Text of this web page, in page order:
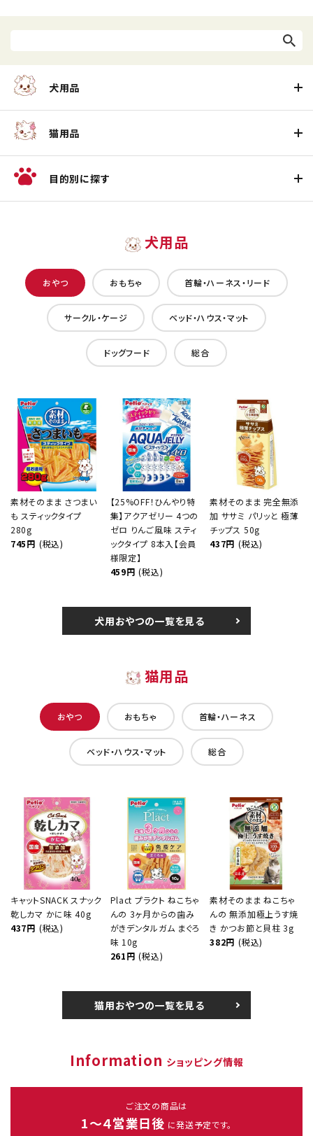
犬用品
猫用品
目的別に探す
犬用品
おやつ おもちゃ 首輪・ハーネス・リード
サークル・ケージ ベッド・ハウス・マット
ドッグフード 総合
素材そのまま さつまい
も スティックタイプ
280g
745円 (税込)
【25%OFF！ひんやり特
集】アクアゼリー 4つの
ゼロ りんご風味 スティ
ックタイプ 8本入【会員
様限定】
459円 (税込)
素材そのまま 完全無添
加 ササミ パリッと 極薄
チップス 50g
437円 (税込)
犬用おやつの一覧を見る
猫用品
おやつ おもちゃ 首輪・ハーネス
ベッド・ハウス・マット 総合
キャットSNACK スナック
乾しカマ かに味 40g
437円 (税込)
Plact プラクト ねこちゃ
んの 3ヶ月からの歯み
がきデンタルガム まぐろ
味 10g
261円 (税込)
素材そのまま ねこちゃ
んの 無添加極上うす焼
き かつお節と貝柱 3g
382円 (税込)
猫用おやつの一覧を見る
Information ショッピング情報
ご注文の商品は
1～４営業日後 に発送予定です。